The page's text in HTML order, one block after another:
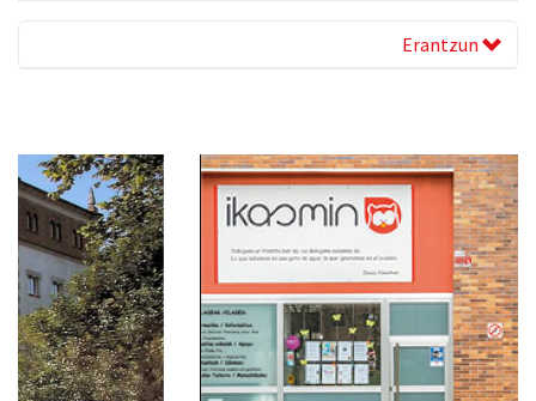
Erantzun